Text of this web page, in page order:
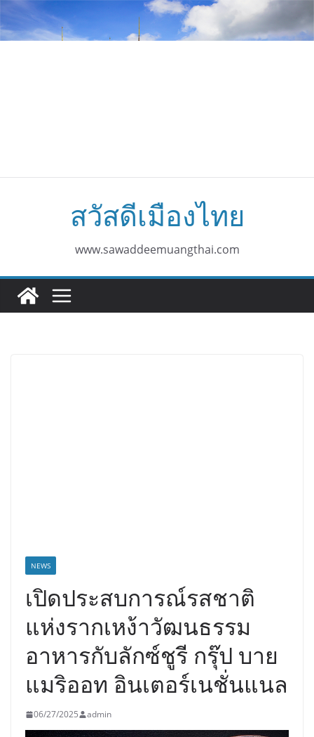
Skip
to
สวัสดีเมืองไทย
www.sawaddeemuangthai.com
NEWS
เปิดประสบการณ์รสชาติ
แห่งรากเหง้าวัฒนธรรม
อาหารกับลักซ์ชูรี กรุ๊ป บาย
แมริออท อินเตอร์เนชั่นแนล
06/27/2025 admin